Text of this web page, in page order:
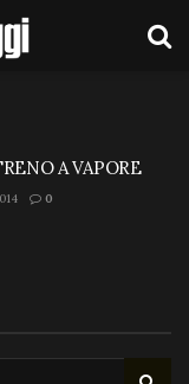
A VAPORE
0